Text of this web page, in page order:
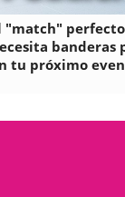
"match"
tu próximo